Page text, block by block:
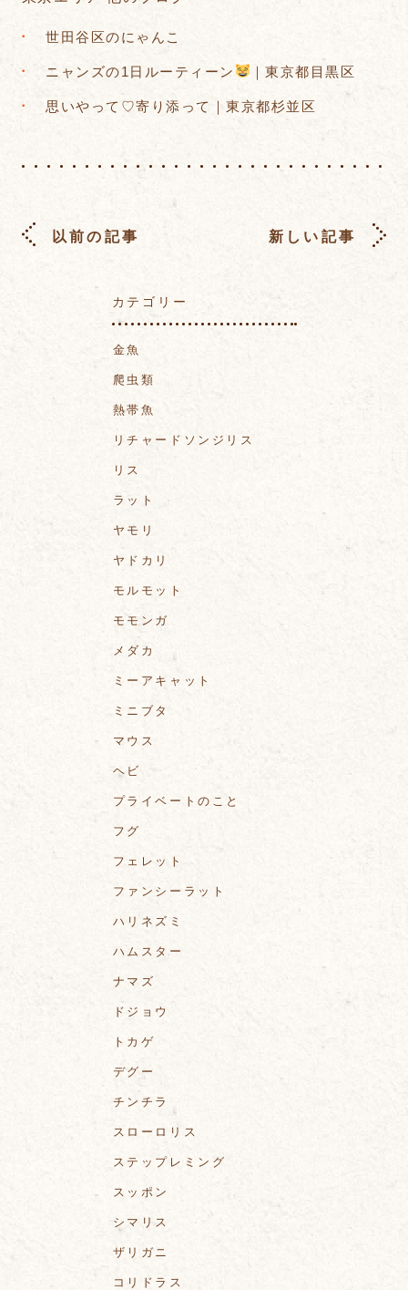
世田谷区のにゃんこ
ニャンズの1日ルーティーン ｜東京都目黒区
思いやって♡寄り添って｜東京都杉並区
以前の記事 新しい記事
カテゴリー
金魚
爬虫類
熱帯魚
リチャードソンジリス
リス
ラット
ヤモリ
ヤドカリ
モルモット
モモンガ
メダカ
ミーアキャット
ミニブタ
マウス
ヘビ
プライベートのこと
フグ
フェレット
ファンシーラット
ハリネズミ
ハムスター
ナマズ
ドジョウ
トカゲ
デグー
チンチラ
スローロリス
ステップレミング
スッポン
シマリス
ザリガニ
コリドラス